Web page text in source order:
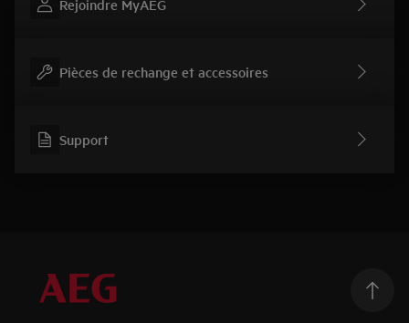
Rejoindre MyAEG
Pièces de rechange et accessoires
Support